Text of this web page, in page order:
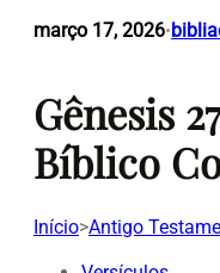
março 17, 2026•
Gênesis
Bíblico
Início>Antigo